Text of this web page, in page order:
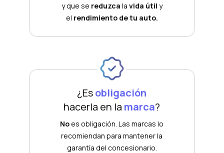
y que se reduzca la vida útil y
el rendimiento de tu auto.
¿Esobligación
hacerla en la marca?
Noes obligación. Las marcas lo
recomiendan para mantener la
garantía del concesionario.